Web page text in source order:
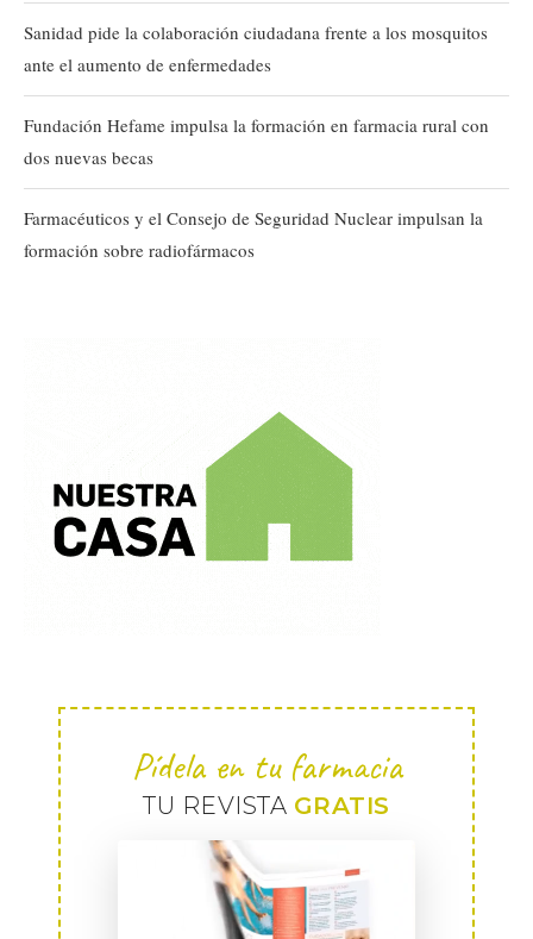
Sanidad pide la colaboración ciudadana frente a los mosquitos
ante el aumento de enfermedades
Fundación Hefame impulsa la formación en farmacia rural con
dos nuevas becas
Farmacéuticos y el Consejo de Seguridad Nuclear impulsan la
formación sobre radiofármacos
Pídela en tu farmacia
TU REVISTA GRATIS